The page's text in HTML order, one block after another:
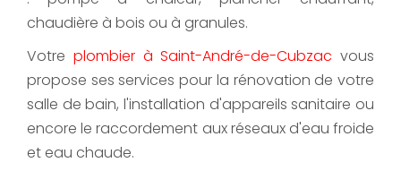
chaudière à bois ou à granules.
Votre plombier à Saint-André-de-Cubzac vous
propose ses services pour la rénovation de votre
salle de bain, l'installation d'appareils sanitaire ou
encore le raccordement aux réseaux d'eau froide
et eau chaude.